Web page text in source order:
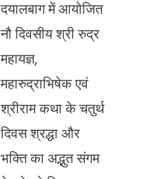
दयालबाग में आयोजित
नौ दिवसीय श्री रुद्र
महायज्ञ,
महारुद्राभिषेक एवं
श्रीराम कथा के चतुर्थ
दिवस श्रद्धा और
भक्ति का अद्भुत संगम